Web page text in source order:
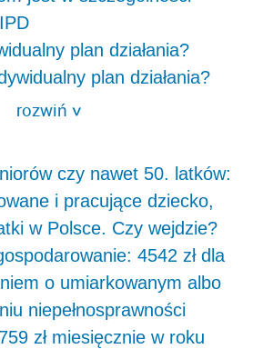
plan działania?
plan działania?
rozwiń>
czy nawet 50. latków:
i pracujące dziecko,
w Polsce. Czy wejdzie?
4542 zł dla
o umiarkowanym albo
niepełnosprawności
zł miesięcznie w roku